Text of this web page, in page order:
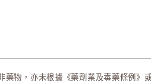
物，亦未根據《藥劑業及毒藥條例》